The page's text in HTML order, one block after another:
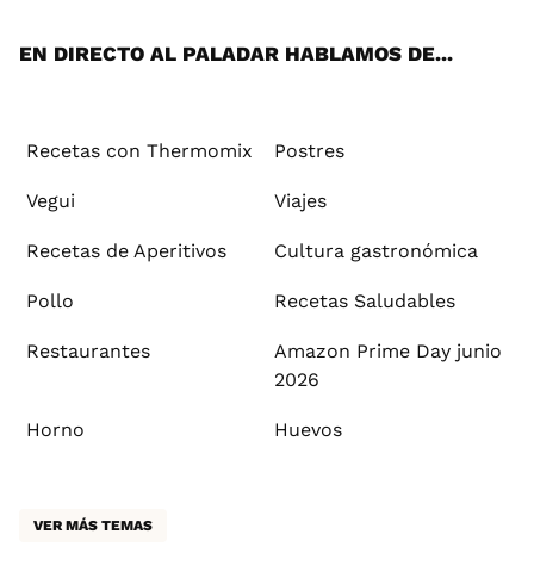
EN DIRECTO AL PALADAR HABLAMOS DE...
Recetas con Thermomix Postres
Vegui Viajes
Recetas de Aperitivos Cultura gastronómica
Pollo Recetas Saludables
Restaurantes
Amazon Prime Day junio
2026
Horno Huevos
VER MÁS TEMAS